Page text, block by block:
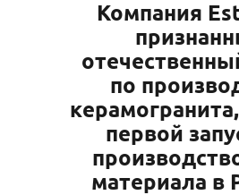
Компания
по
первой
материала в